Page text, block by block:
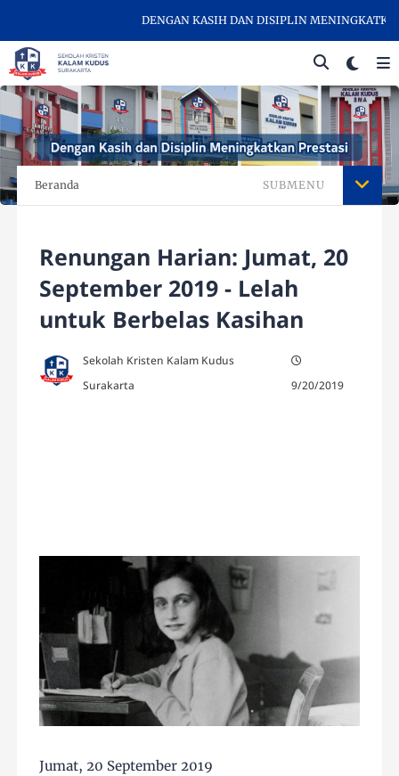
DENGAN KASIH DAN DISIPLIN MENINGKATKAN
Beranda SUBMENU
Renungan Harian: Jumat, 20
September 2019 - Lelah
untuk Berbelas Kasihan
Sekolah Kristen Kalam Kudus
Surakarta
9/20/2019
Jumat, 20 September 2019